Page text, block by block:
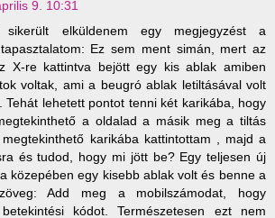
9. 10:31
elküldenem egy megjegyzést a
Ez sem ment simán, mert az
X-re kattintva bejött egy kis ablak amiben
voltak, ami a beugró ablak letiltásával volt
Tehát lehetett pontot tenni két karikába, hogy
a oldalad a másik meg a tiltás
karikába kattintottam , majd a
és tudod, hogy mi jött be? Egy teljesen új
közepében egy kisebb ablak volt és benne a
Add meg a mobilszámodat, hogy
kódot. Természetesen ezt nem